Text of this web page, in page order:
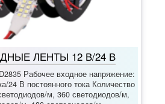
ЛЕНТЫ 12 В/24 В
Рабочее входное напряжение:
24 В постоянного тока Количество
м, 360 светодиодов/м,